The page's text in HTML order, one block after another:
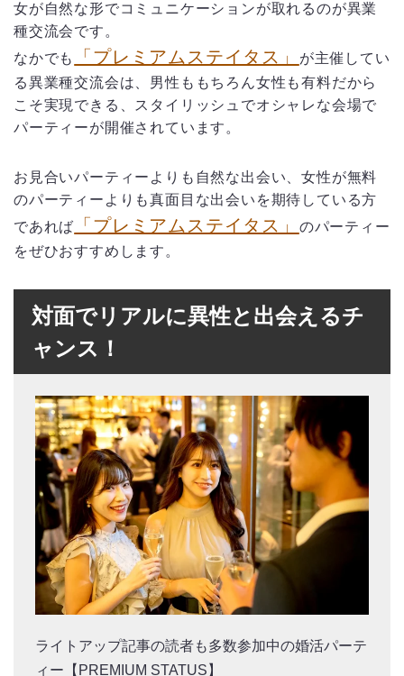
女が自然な形でコミュニケーションが取れるのが異業
種交流会です。
なかでも
「プレミアムステイタス」
が主催してい
る異業種交流会は、男性ももちろん女性も有料だから
こそ実現できる、スタイリッシュでオシャレな会場で
パーティーが開催されています。
お見合いパーティーよりも自然な出会い、女性が無料
のパーティーよりも真面目な出会いを期待している方
であれば
「プレミアムステイタス」
のパーティー
をぜひおすすめします。
対面でリアルに異性と出会えるチ
ャンス！
ライトアップ記事の読者も多数参加中の婚活パーテ
ィー【PREMIUM STATUS】